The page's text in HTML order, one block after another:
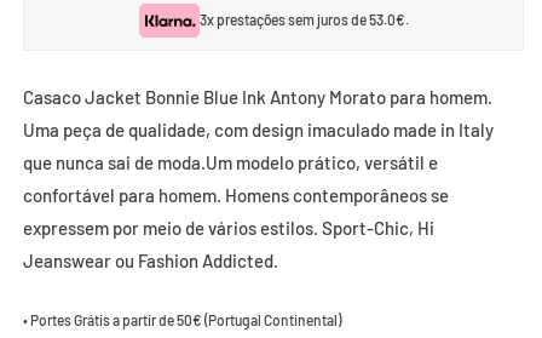
3x prestações sem juros de 53.0€.
Casaco Jacket Bonnie Blue Ink Antony Morato para homem.
Uma peça de qualidade, com design imaculado made in Italy
que nunca sai de moda.Um modelo prático, versátil e
confortável para homem. Homens contemporâneos se
expressem por meio de vários estilos. Sport-Chic, Hi
Jeanswear ou Fashion Addicted.
• Portes Grátis a partir de 50€ (Portugal Continental)